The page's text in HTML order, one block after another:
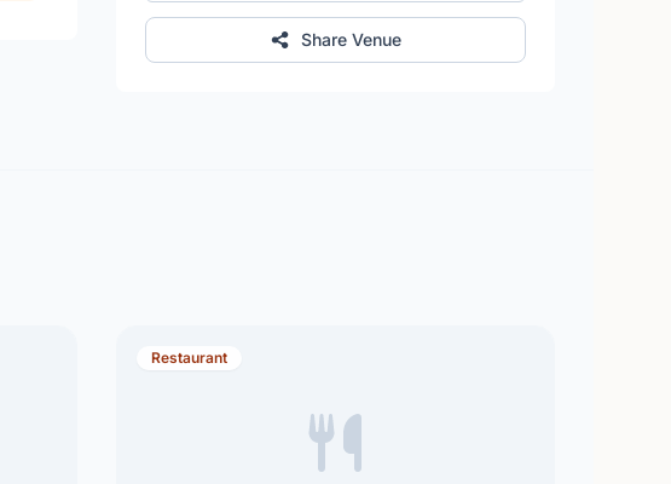
Share Venue
Restaurant